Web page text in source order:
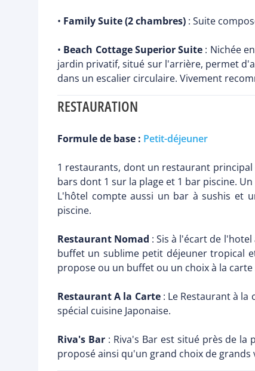
• Family Suite (2 chambres) : Suite
• Beach Cottage Superior Suite : Nichée
jardin privatif, situé sur l'arrière, permet
dans un escalier circulaire. Vivement
RESTAURATION
Formule de base : Petit-déjeuner
1 restaurants, dont un restaurant
bars dont 1 sur la plage et 1 bar piscine.
L'hôtel compte aussi un bar à sushis et
piscine.
Restaurant Nomad : Sis à l'écart de
buffet un sublime petit déjeuner tropical
propose ou un buffet ou un choix à la carte
Restaurant A la Carte: Le Restaurant à la
spécial cuisine Japonaise.
Riva's Bar: Riva's Bar est situé près de la
proposé ainsi qu'un grand choix de